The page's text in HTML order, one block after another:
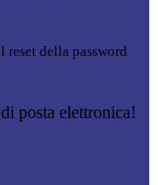
reset della password
posta elettronica!